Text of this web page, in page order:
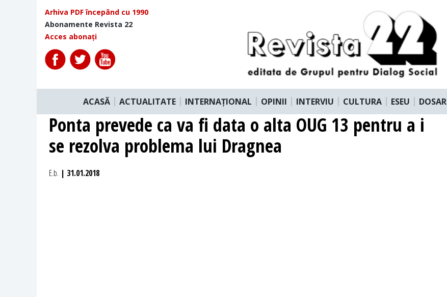
Arhiva PDF începând cu 1990
Abonamente Revista 22
Acces abonați
ACASĂ ACTUALITATE INTERNAȚIONAL OPINII INTERVIU CULTURA ESEU DOSAR
Ponta prevede ca va fi data o alta OUG 13 pentru a i
se rezolva problema lui Dragnea
E.b. | 31.01.2018